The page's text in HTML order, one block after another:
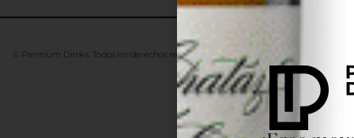
© Premium Drinks. Todos los derechos reservados. DesarrolladoAdvanze